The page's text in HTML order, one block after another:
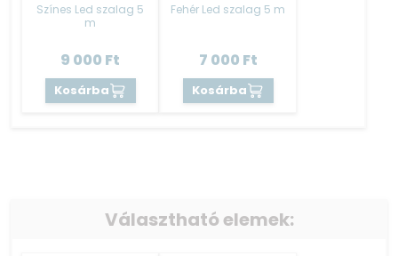
Színes Led szalag 5
m
9 000 Ft
Kosárba
Fehér Led szalag 5 m
7 000 Ft
Kosárba
Választható elemek: